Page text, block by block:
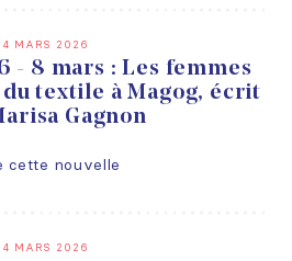
4 MARS 2026
- 8 mars : Les femmes
textile à Magog, écrit
Gagnon
cette nouvelle
4 MARS 2026